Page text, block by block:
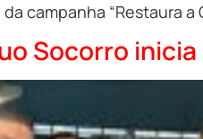
campanha “Restaura
Socorro